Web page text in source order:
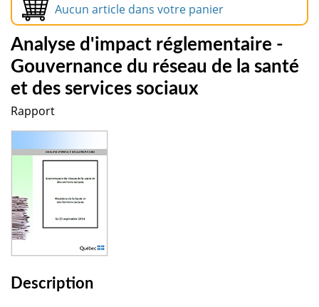
Aucun article dans votre panier
Analyse d'impact réglementaire -
Gouvernance du réseau de la santé
et des services sociaux
Rapport
Description